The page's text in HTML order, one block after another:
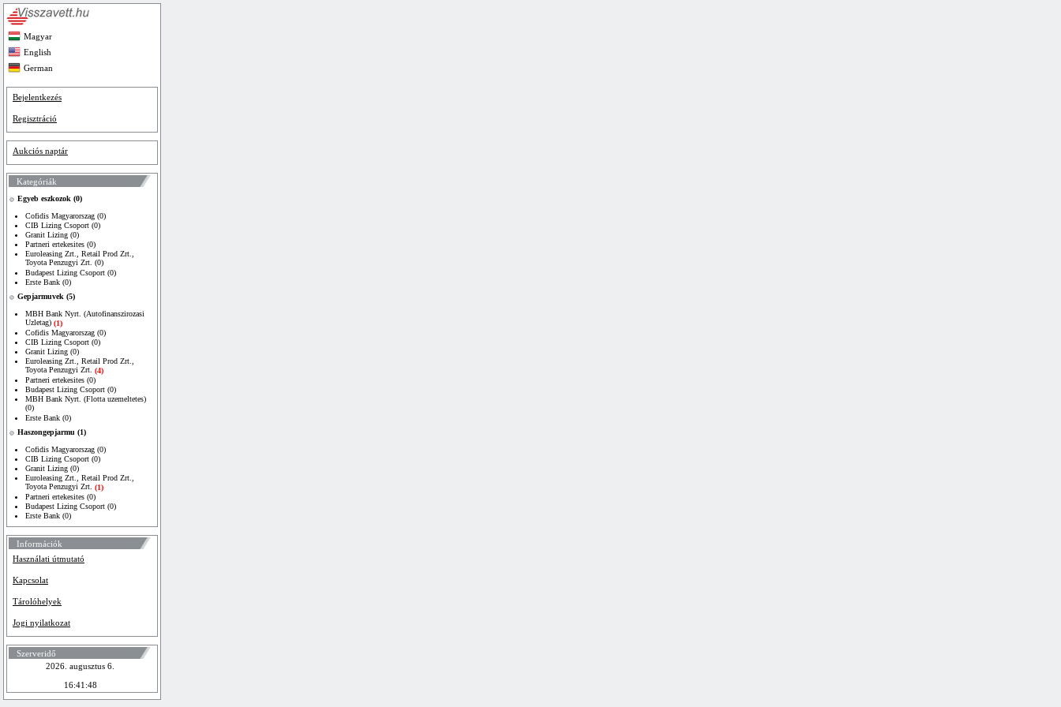
Magyar
English
German
Bejelentkezés
Regisztráció
Aukciós naptár
Kategóriák
Egyeb eszkozok (0)
Cofidis Magyarorszag (0)
CIB Lizing Csoport (0)
Granit Lizing (0)
Partneri ertekesites (0)
Euroleasing Zrt., Retail Prod Zrt.,
Toyota Penzugyi Zrt. (0)
Budapest Lizing Csoport (0)
Erste Bank (0)
Gepjarmuvek (5)
MBH Bank Nyrt. (Autofinanszirozasi
Uzletag) (1)
Cofidis Magyarorszag (0)
CIB Lizing Csoport (0)
Granit Lizing (0)
Euroleasing Zrt., Retail Prod Zrt.,
Toyota Penzugyi Zrt. (4)
Partneri ertekesites (0)
Budapest Lizing Csoport (0)
MBH Bank Nyrt. (Flotta uzemeltetes)
(0)
Erste Bank (0)
Haszongepjarmu (1)
Cofidis Magyarorszag (0)
CIB Lizing Csoport (0)
Granit Lizing (0)
Euroleasing Zrt., Retail Prod Zrt.,
Toyota Penzugyi Zrt. (1)
Partneri ertekesites (0)
Budapest Lizing Csoport (0)
Erste Bank (0)
Információk
Használati útmutató
Kapcsolat
Tárolóhelyek
Jogi nyilatkozat
Szerveridő
2026. augusztus 6.
16:41:48